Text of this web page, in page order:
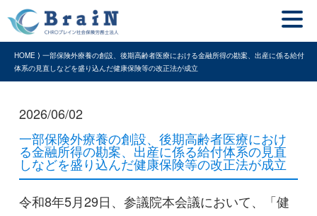
HOME ⟩ 一部保険外療養の創設、後期高齢者医療における金融所得の勘案、出産に係る給付
体系の見直しなどを盛り込んだ健康保険等の改正法が成立
2026/06/02
一部保険外療養の創設、後期高齢者医療におけ
る金融所得の勘案、出産に係る給付体系の見直
しなどを盛り込んだ健康保険等の改正法が成立
令和8年5月29日、参議院本会議において、「健